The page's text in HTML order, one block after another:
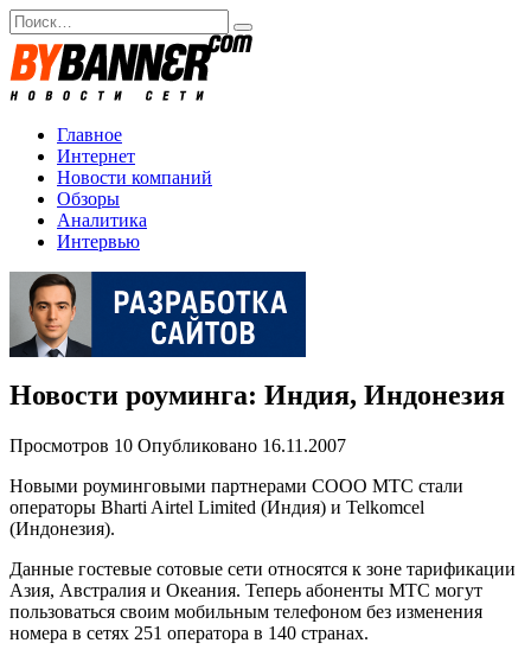
Перейти
к
содержанию
Search
for:
Главное
Интернет
Новости компаний
Обзоры
Аналитика
Интервью
Новости роуминга: Индия, Индонезия
Просмотров 10 Опубликовано 16.11.2007
Новыми роуминговыми партнерами СООО МТС стали
операторы Bharti Airtel Limited (Индия) и Telkomcel
(Индонезия).
Данные гостевые сотовые сети относятся к зоне тарификации
Азия, Австралия и Океания. Теперь абоненты МТС могут
пользоваться своим мобильным телефоном без изменения
номера в сетях 251 оператора в 140 странах.